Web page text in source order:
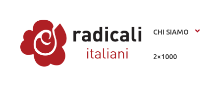
CHI SIAMO
2×1000